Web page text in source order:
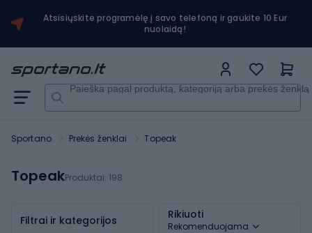
Atsisiųskite programėlę į savo telefoną ir gaukite 10 Eur
nuolaidą!
Paieška pagal produktą, kategoriją arba prekės ženklą
Sportano Prekės ženklai Topeak
TopeakProduktai: 198
Filtrai ir kategorijos Rikiuoti
Rekomenduojama